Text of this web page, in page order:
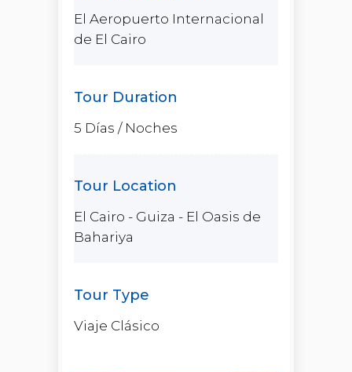
El Aeropuerto Internacional
de El Cairo
5 Días / Noches
El Cairo - Guiza - El Oasis de
Bahariya
Viaje Clásico